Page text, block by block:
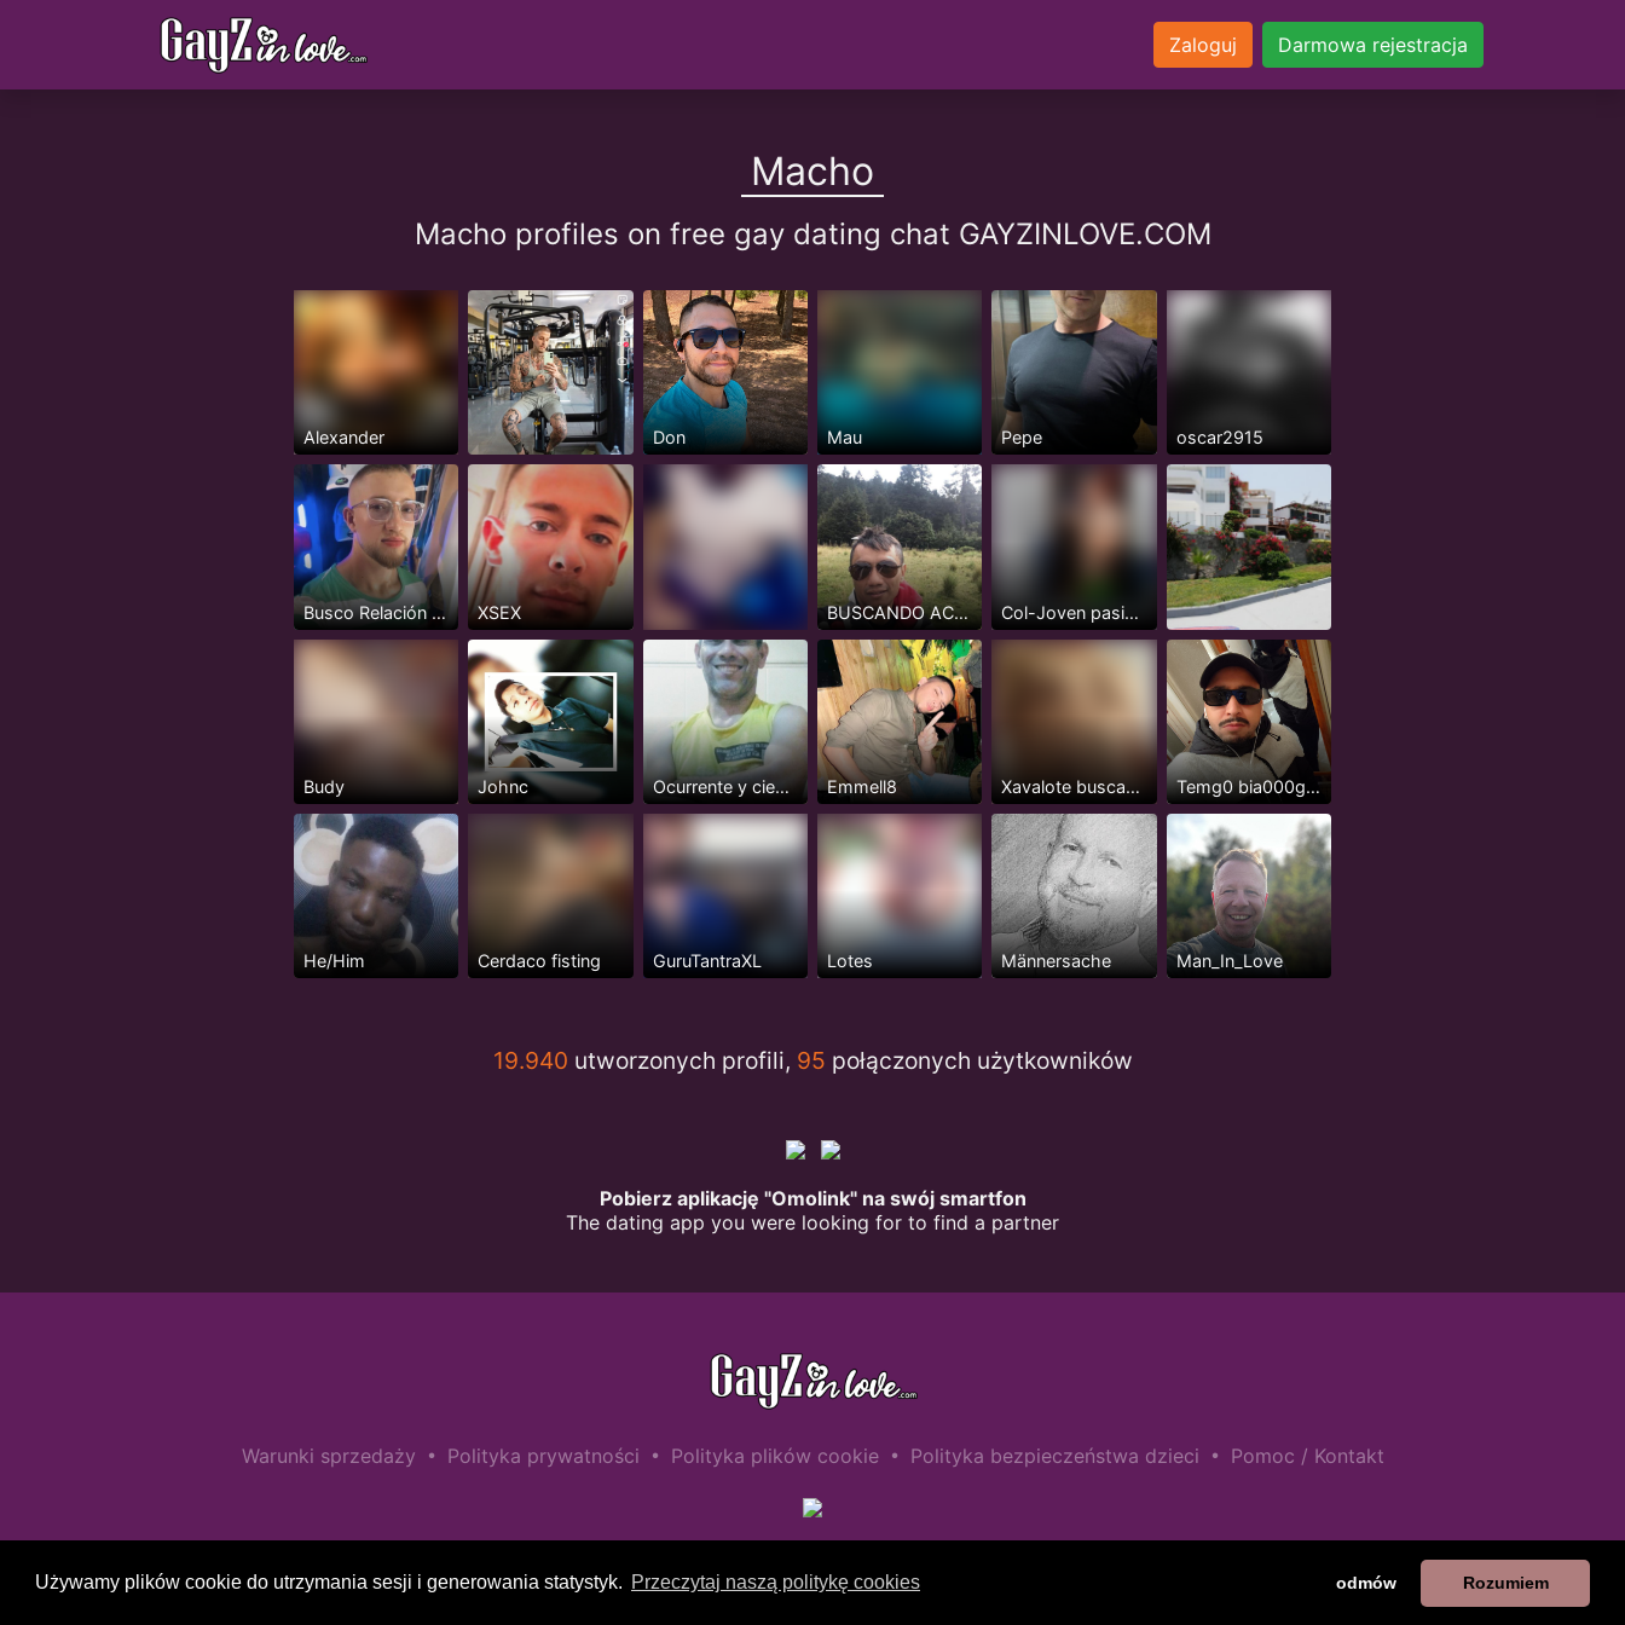
Używamy plików cookie do utrzymania sesji i generowania statystyk. Przeczytaj naszą politykę cookies odmów Rozumiem
Zaloguj Darmowa rejestracja
Macho
Macho profiles on free gay dating chat GAYZINLOVE.COM
Alexander Don Mau Pepe oscar2915
Busco Relación Seria y Estable XSEX BUSCANDO ACTIVOS O INTER MAS ACTIVO NADA DE PASIVOS Col-Joven pasivo serio, 24 años
Budy Johnc Ocurrente y cientifico Emmell8 Xavalote buscando que me la coman Temg0 bia000gra entrega a la ben0ta
He/Him Cerdaco fisting GuruTantraXL Lotes Männersache Man_In_Love
19.940 utworzonych profili, 95 połączonych użytkowników
Pobierz aplikację "Omolink" na swój smartfon
The dating app you were looking for to find a partner
Warunki sprzedaży • Polityka prywatności • Polityka plików cookie • Polityka bezpieczeństwa dzieci • Pomoc / Kontakt